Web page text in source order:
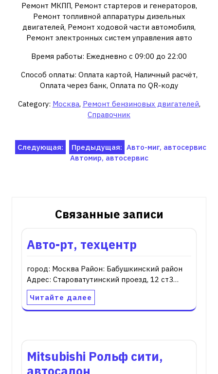
Ремонт МКПП, Ремонт стартеров и генераторов,
Ремонт топливной аппаратуры дизельных
двигателей, Ремонт ходовой части автомобиля,
Ремонт электронных систем управления авто
Время работы: Ежедневно с 09:00 до 22:00
Способ оплаты: Оплата картой, Наличный расчёт,
Оплата через банк, Оплата по QR-коду
Category: Москва, Ремонт бензиновых двигателей,
Справочник
НавигацияПредыдущая: Авто-миг, автосервис
Следующая:
Автомир, автосервис
Связанные записи
Авто-рт, техцентр
город: Москва Район: Бабушкинский район
Адрес: Староватутинский проезд, 12 ст3…
Читайте далее
Mitsubishi Рольф сити,